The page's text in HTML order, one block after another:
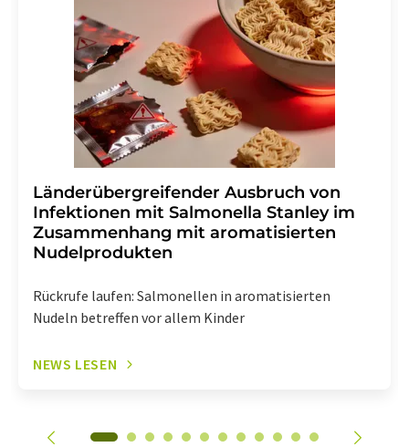
mit Wirkung für die Zukunft
widerrufen. Zudem ist in jeder E-Mail ein Link zur
Abbestellung des entsprechenden Newsletters
enthalten.
Länderübergreifender Ausbruch von
Infektionen mit Salmonella Stanley im
Zusammenhang mit aromatisierten
Nudelprodukten
Rückrufe laufen: Salmonellen in aromatisierten
Nudeln betreffen vor allem Kinder
NEWS LESEN